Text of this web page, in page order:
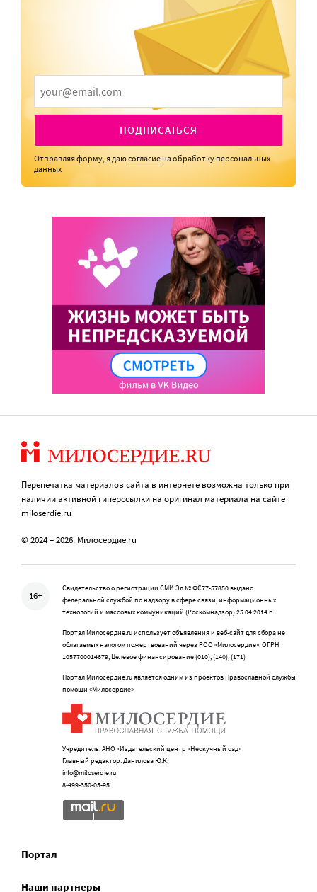
ПОДПИСАТЬСЯ
Отправляя форму, я даюсогласие на обработку персональных
данных
Перепечатка материалов сайта в интернете возможна только при
наличии активной гиперссылки на оригинал материала на сайте
miloserdie.ru
© 2024 – 2026. Милосердие.ru
16+
Свидетельство о регистрации СМИ Эл № ФС77-57850 выдано
федеральной службой по надзору в сфере связи, информационных
технологий и массовых коммуникаций (Роскомнадзор) 25.04.2014 г.
Портал Милосердие.ru использует объявления и веб-сайт для сбора не
облагаемых налогом пожертвований через РОО «Милосердие», ОГРН
1057700014679, Целевое финансирование (010), (140), (171)
Портал Милосердие.ru является одним из проектов Православной службы
помощи «Милосердие»
Учредитель: АНО «Издательский центр «Нескучный сад»
Главный редактор: Данилова Ю.К.
info@miloserdie.ru
8-499-350-05-95
Портал
Наши партнеры